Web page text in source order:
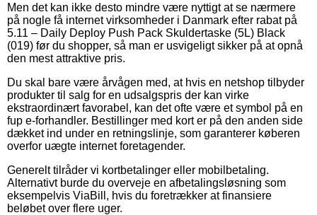
Men det kan ikke desto mindre være nyttigt at se nærmere
på nogle få internet virksomheder i Danmark efter rabat på
5.11 – Daily Deploy Push Pack Skuldertaske (5L) Black
(019) før du shopper, så man er usvigeligt sikker på at opnå
den mest attraktive pris.
Du skal bare være årvågen med, at hvis en netshop tilbyder
produkter til salg for en udsalgspris der kan virke
ekstraordinært favorabel, kan det ofte være et symbol på en
fup e-forhandler. Bestillinger med kort er på den anden side
dækket ind under en retningslinje, som garanterer køberen
overfor uægte internet foretagender.
Generelt tilråder vi kortbetalinger eller mobilbetaling.
Alternativt burde du overveje en afbetalingsløsning som
eksempelvis ViaBill, hvis du foretrækker at finansiere
beløbet over flere uger.